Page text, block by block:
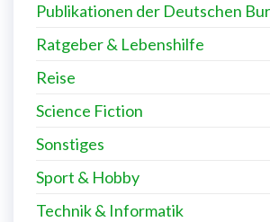
Publikationen der Deutschen
Ratgeber & Lebenshilfe
Reise
Science Fiction
Sonstiges
Sport & Hobby
Technik & Informatik